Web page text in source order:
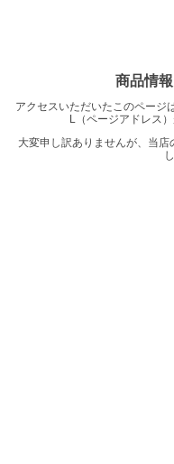
商品情
アクセスいただいたこのページ
L（ページアドレス
大変申し訳ありませんが、当